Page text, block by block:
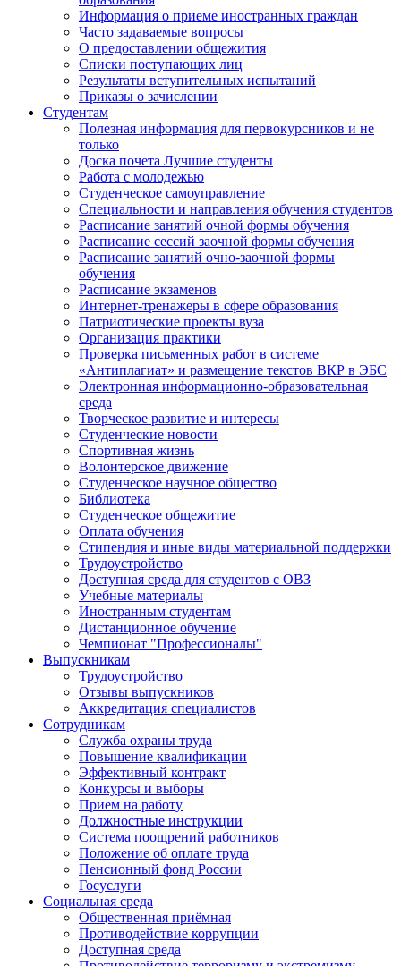
Информация о приеме иностранных граждан
Часто задаваемые вопросы
О предоставлении общежития
Списки поступающих лиц
Результаты вступительных испытаний
Приказы о зачислении
Студентам
Полезная информация для первокурсников и не
только
Доска почета Лучшие студенты
Работа с молодежью
Студенческое самоуправление
Специальности и направления обучения студентов
Расписание занятий очной формы обучения
Расписание сессий заочной формы обучения
Расписание занятий очно-заочной формы
обучения
Расписание экзаменов
Интернет-тренажеры в сфере образования
Патриотические проекты вуза
Организация практики
Проверка письменных работ в системе
«Антиплагиат» и размещение текстов ВКР в ЭБС
Электронная информационно-образовательная
среда
Творческое развитие и интересы
Студенческие новости
Спортивная жизнь
Волонтерское движение
Студенческое научное общество
Библиотека
Студенческое общежитие
Оплата обучения
Стипендия и иные виды материальной поддержки
Трудоустройство
Доступная среда для студентов с ОВЗ
Учебные материалы
Иностранным студентам
Дистанционное обучение
Чемпионат "Профессионалы"
Выпускникам
Трудоустройство
Отзывы выпускников
Аккредитация специалистов
Сотрудникам
Служба охраны труда
Повышение квалификации
Эффективный контракт
Конкурсы и выборы
Прием на работу
Должностные инструкции
Система поощрений работников
Положение об оплате труда
Пенсионный фонд России
Госуслуги
Социальная среда
Общественная приёмная
Противодействие коррупции
Доступная среда